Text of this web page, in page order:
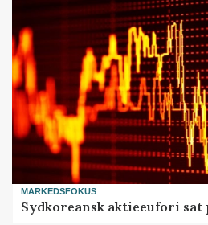
MARKEDSFOKUS
Sydkoreansk aktieeufori sat